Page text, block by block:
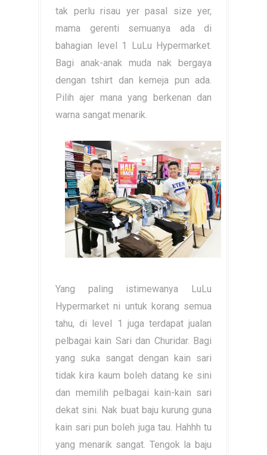
tak perlu risau yer pasal size yer,
mama gerenti semuanya ada di
bahagian level 1 LuLu Hypermarket.
Bagi anak-anak muda nak bergaya
dengan tshirt dan kemeja pun ada.
Pilih ajer mana yang berkenan dan
warna sangat menarik.
Yang paling istimewanya LuLu
Hypermarket ni untuk korang semua
tahu, di level 1 juga terdapat jualan
pelbagai kain Sari dan Churidar. Bagi
yang suka sangat dengan kain sari
tidak kira kaum boleh datang ke sini
dan memilih pelbagai kain-kain sari
dekat sini. Nak buat baju kurung guna
kain sari pun boleh juga tau. Hahhh tu
yang menarik sangat. Tengok la baju